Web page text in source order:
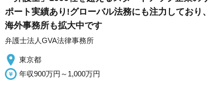
ポート実績あり!グローバル法務にも注力しており、
海外事務所も拡大中です
弁護士法人GVA法律事務所
東京都
年収900万円～1,000万円